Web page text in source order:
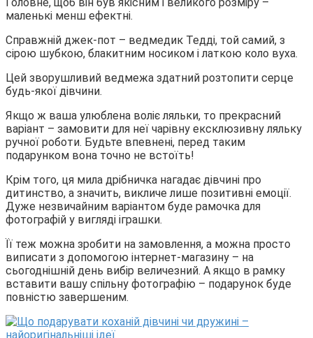
Головне, щоб він був якісним і великого розміру –
маленькі менш ефектні.
Справжній джек-пот – ведмедик Тедді, той самий, з
сірою шубкою, блакитним носиком і латкою коло вуха.
Цей зворушливий ведмежа здатний розтопити серце
будь-якої дівчини.
Якщо ж ваша улюблена воліє ляльки, то прекрасний
варіант – замовити для неї чарівну ексклюзивну ляльку
ручної роботи. Будьте впевнені, перед таким
подарунком вона точно не встоїть!
Крім того, ця мила дрібничка нагадає дівчині про
дитинство, а значить, викличе лише позитивні емоції.
Дуже незвичайним варіантом буде рамочка для
фотографій у вигляді іграшки.
Її теж можна зробити на замовлення, а можна просто
виписати з допомогою інтернет-магазину – на
сьогоднішній день вибір величезний. А якщо в рамку
вставити вашу спільну фотографію – подарунок буде
повністю завершеним.